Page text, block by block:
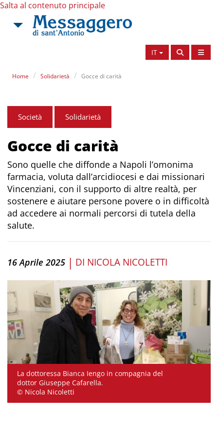
Salta al contenuto principale
IT
Home Solidarietà Gocce di carità
Società Solidarietà
Gocce di carità
Sono quelle che diffonde a Napoli l’omonima
farmacia, voluta dall’arcidiocesi e dai missionari
Vincenziani, con il supporto di altre realtà, per
sostenere e aiutare persone povere o in difficoltà
ad accedere ai normali percorsi di tutela della
salute.
16 Aprile 2025 | DI NICOLA NICOLETTI
La dottoressa Bianca Iengo in compagnia del
dottor Giuseppe Cafarella.
© Nicola Nicoletti